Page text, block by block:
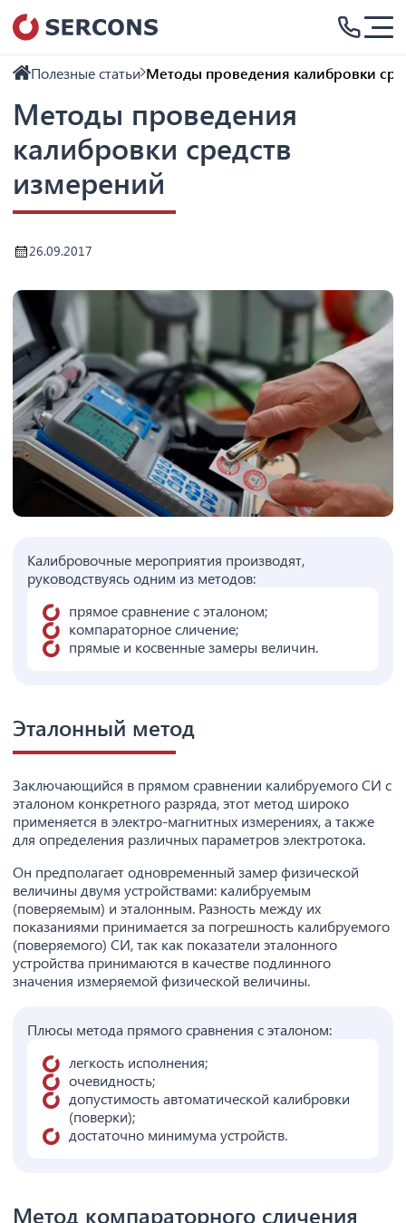
Полезные статьи Методы проведения калибровки
Методы проведения
калибровки средств
измерений
26.09.2017
Калибровочные мероприятия производят,
руководствуясь одним из методов:
прямое сравнение с эталоном;
компараторное сличение;
прямые и косвенные замеры величин.
Эталонный метод
Заключающийся в прямом сравнении калибруемого СИ с
эталоном конкретного разряда, этот метод широко
применяется в электро-магнитных измерениях, а также
для определения различных параметров электротока.
Он предполагает одновременный замер физической
величины двумя устройствами: калибруемым
(поверяемым) и эталонным. Разность между их
показаниями принимается за погрешность калибруемого
(поверяемого) СИ, так как показатели эталонного
устройства принимаются в качестве подлинного
значения измеряемой физической величины.
Плюсы метода прямого сравнения с эталоном:
легкость исполнения;
очевидность;
допустимость автоматической калибровки
(поверки);
достаточно минимума устройств.
Метод компараторного сличения